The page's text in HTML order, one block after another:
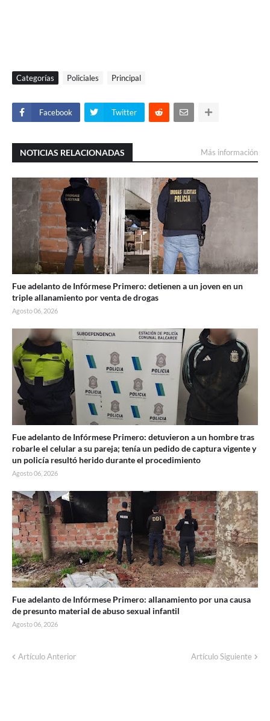
Categorías Policiales Principal
Facebook Twitter
NOTICIAS RELACIONADAS Más información
Fue adelanto de Infórmese Primero: detienen a un joven en un
triple allanamiento por venta de drogas
Agosto 06, 2026
Fue adelanto de Infórmese Primero: detuvieron a un hombre tras
robarle el celular a su pareja; tenía un pedido de captura vigente y
un policía resultó herido durante el procedimiento
Agosto 06, 2026
Fue adelanto de Infórmese Primero: allanamiento por una causa
de presunto material de abuso sexual infantil
Agosto 06, 2026
Artículo Anterior Artículo Siguiente